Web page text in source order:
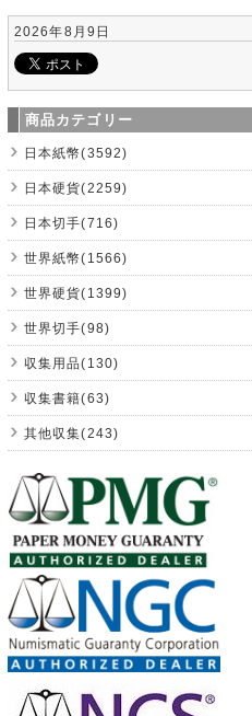
2026年8月9日
商品カテゴリー
日本紙幣(3592)
日本硬貨(2259)
日本切手(716)
世界紙幣(1566)
世界硬貨(1399)
世界切手(98)
収集用品(130)
収集書籍(63)
其他収集(243)